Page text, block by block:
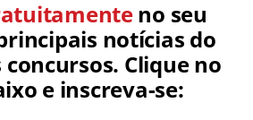
no seu
notícias do
Clique no
e inscreva-se: